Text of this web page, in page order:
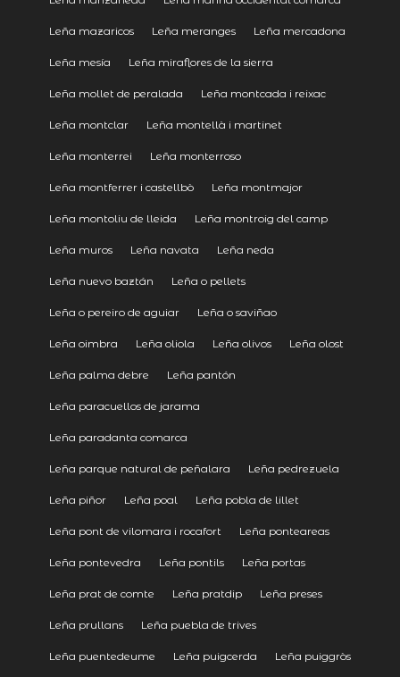
Leña mazaricos Leña meranges Leña mercadona
Leña mesía Leña miraflores de la sierra
Leña mollet de peralada Leña montcada i reixac
Leña montclar Leña montellà i martinet
Leña monterrei Leña monterroso
Leña montferrer i castellbò Leña montmajor
Leña montoliu de lleida Leña montroig del camp
Leña muros Leña navata Leña neda
Leña nuevo baztán Leña o pellets
Leña o pereiro de aguiar Leña o saviñao
Leña oimbra Leña oliola Leña olivos Leña olost
Leña palma debre Leña pantón
Leña paracuellos de jarama
Leña paradanta comarca
Leña parque natural de peñalara Leña pedrezuela
Leña piñor Leña poal Leña pobla de lillet
Leña pont de vilomara i rocafort Leña ponteareas
Leña pontevedra Leña pontils Leña portas
Leña prat de comte Leña pratdip Leña preses
Leña prullans Leña puebla de trives
Leña puentedeume Leña puigcerda Leña puiggròs